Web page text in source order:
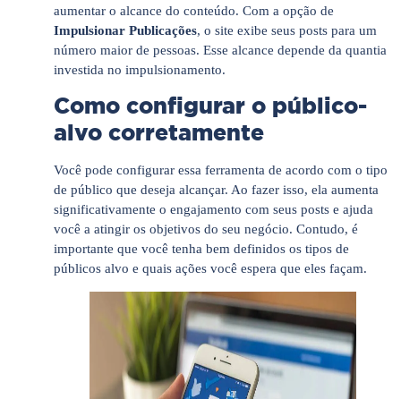
aumentar o alcance do conteúdo. Com a opção de
Impulsionar Publicações, o site exibe seus posts para um
número maior de pessoas. Esse alcance depende da quantia
investida no impulsionamento.
Como configurar o público-
alvo corretamente
Você pode configurar essa ferramenta de acordo com o tipo
de público que deseja alcançar. Ao fazer isso, ela aumenta
significativamente o engajamento com seus posts e ajuda
você a atingir os objetivos do seu negócio. Contudo, é
importante que você tenha bem definidos os tipos de
públicos alvo e quais ações você espera que eles façam.